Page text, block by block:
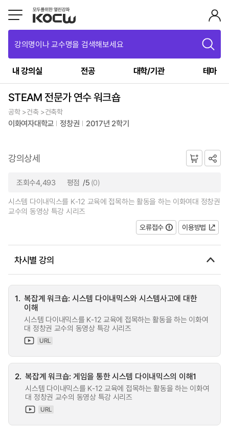
강의명이나 교수명을 검색해보세요
내 강의실 전공 대학/기관 테마
STEAM 전문가 연수 워크숍
공학 >건축 >건축학
이화여자대학교 정창권 2017년 2학기
강의상세
조회수4,493 평점 /5 (0)
시스템 다이내믹스를 K-12 교육에 접목하는 활동을 하는 이화여대 정창권
교수의 동영상 특강 시리즈
오류접수
이용방법
차시별 강의
1. 복잡계 워크숍: 시스템 다이내믹스와 시스템사고에 대한
이해
시스템 다이내믹스를 K-12 교육에 접목하는 활동을 하는 이화여
대 정창권 교수의 동영상 특강 시리즈
URL
2. 복잡계 워크숍: 게임을 통한 시스템 다이내믹스의 이해1
시스템 다이내믹스를 K-12 교육에 접목하는 활동을 하는 이화여
대 정창권 교수의 동영상 특강 시리즈
URL